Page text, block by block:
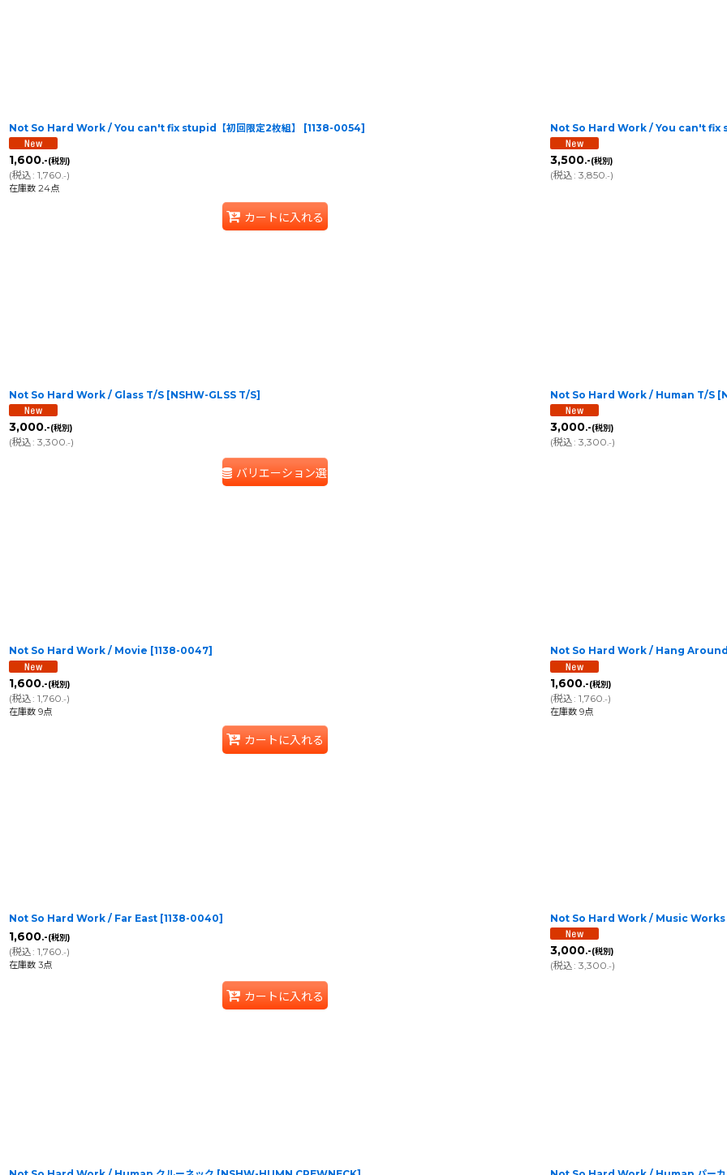
Not So Hard Work / You can't fix stupid【初回限定2枚組】 [1138-0054]
1,600.-(税別)
(税込: 1,760.-)
在庫数 24点
カートに入れる
Not So Hard Work / You can't fix
3,500.-(税別)
(税込: 3,850.-)
Not So Hard Work / Glass T/S [NSHW-GLSS T/S]
3,000.-(税別)
(税込: 3,300.-)
バリエーション選択
Not So Hard Work / Human T/S [
3,000.-(税別)
(税込: 3,300.-)
Not So Hard Work / Movie [1138-0047]
1,600.-(税別)
(税込: 1,760.-)
在庫数 9点
カートに入れる
Not So Hard Work / Hang
1,600.-(税別)
(税込: 1,760.-)
在庫数 9点
Not So Hard Work / Far East [1138-0040]
1,600.-(税別)
(税込: 1,760.-)
在庫数 3点
カートに入れる
Not So Hard Work / Music Works
3,000.-(税別)
(税込: 3,300.-)